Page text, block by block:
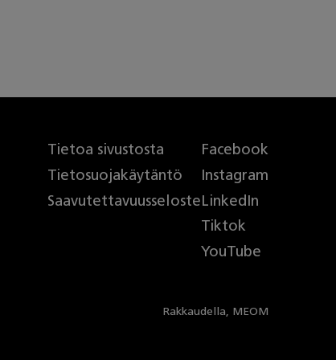
Tietoa sivustosta
Tietosuojakäytäntö
Saavutettavuusseloste
Facebook
Instagram
LinkedIn
Tiktok
YouTube
Rakkaudella, MEOM